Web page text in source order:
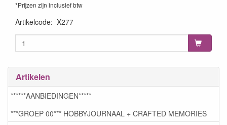
*Prijzen zijn inclusief btw
Artikelcode: X277
Artikelen
******AANBIEDINGEN*****
***GROEP 00*** HOBBYJOURNAAL + CRAFTED MEMORIES